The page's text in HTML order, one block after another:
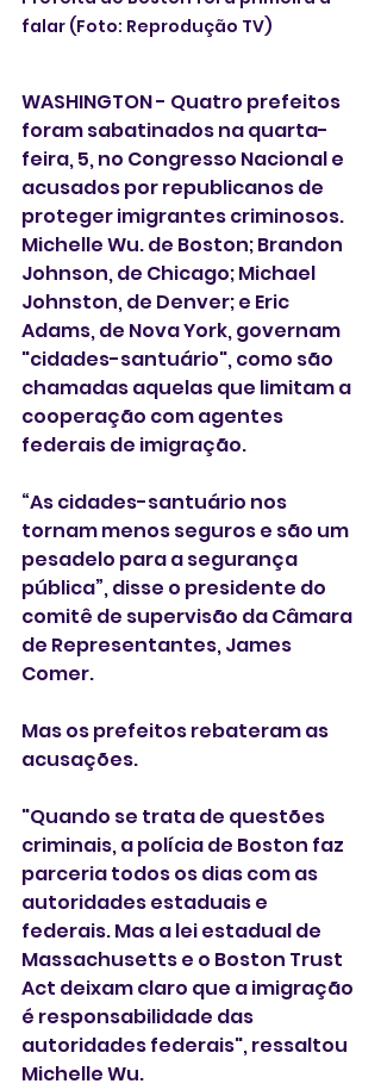
falar (Foto: Reprodução TV)
WASHINGTON - Quatro prefeitos
foram sabatinados na quarta-
feira, 5, no Congresso Nacional e
acusados por republicanos de
proteger imigrantes criminosos.
Michelle Wu. de Boston; Brandon
Johnson, de Chicago; Michael
Johnston, de Denver; e Eric
Adams, de Nova York, governam
"cidades-santuário", como são
chamadas aquelas que limitam a
cooperação com agentes
federais de imigração.
“As cidades-santuário nos
tornam menos seguros e são um
pesadelo para a segurança
pública”, disse o presidente do
comitê de supervisão da Câmara
de Representantes, James
Comer.
Mas os prefeitos rebateram as
acusações.
"Quando se trata de questões
criminais, a polícia de Boston faz
parceria todos os dias com as
autoridades estaduais e
federais. Mas a lei estadual de
Massachusetts e o Boston Trust
Act deixam claro que a imigração
é responsabilidade das
autoridades federais", ressaltou
Michelle Wu.